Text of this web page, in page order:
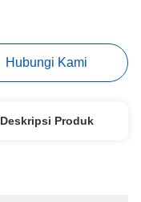
Hubungi Kami
Deskripsi Produk